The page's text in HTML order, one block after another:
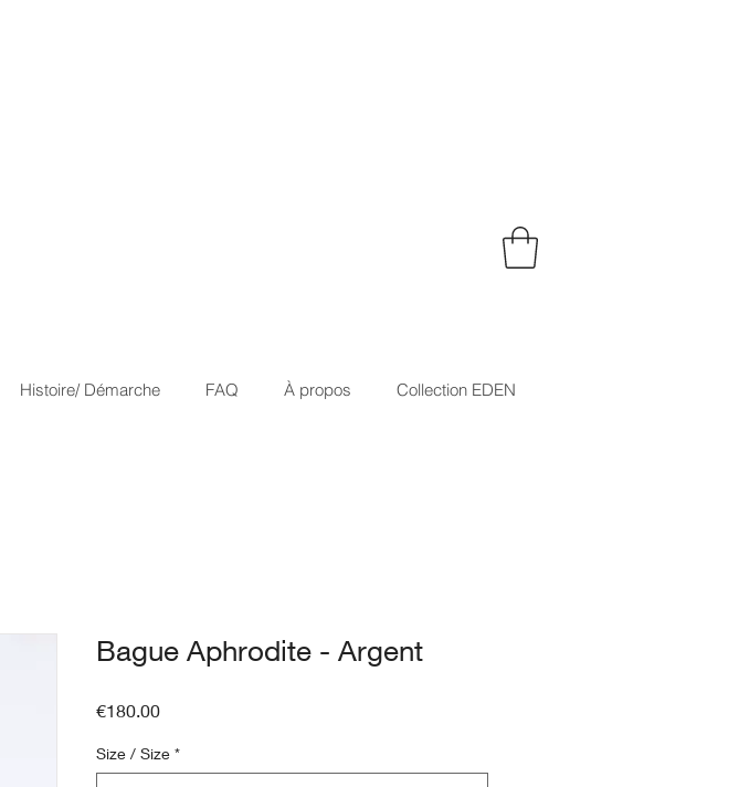
Histoire/ Démarche FAQ À propos Collection EDEN
Bague Aphrodite - Argent
€180.00Price
Size / Size *